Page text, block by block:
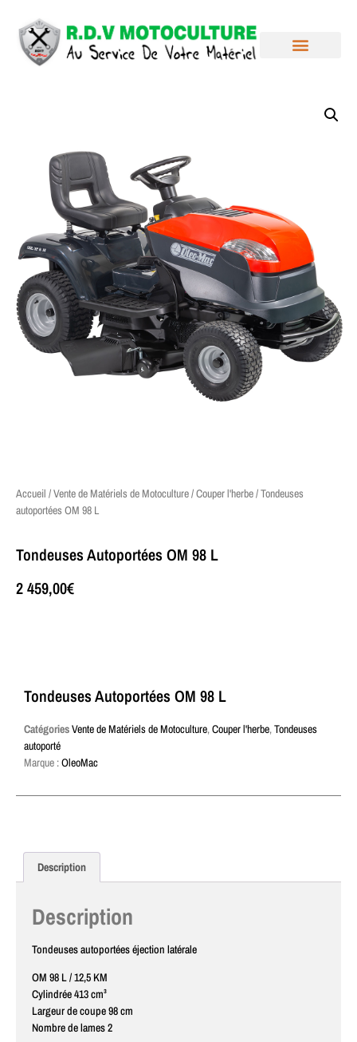
Accueil /Vente de Matériels de Motoculture/Couper l'herbe/ Tondeuses
autoportées OM 98 L
Tondeuses Autoportées OM 98 L
2 459,00€
Tondeuses Autoportées OM 98 L
CatégoriesVente de Matériels de Motoculture,Couper l'herbe,Tondeuses
autoporté
Marque :OleoMac
Description
Description
Tondeuses autoportées éjection latérale
OM 98 L / 12,5 KM
Cylindrée 413 cm³
Largeur de coupe 98 cm
Nombre de lames 2